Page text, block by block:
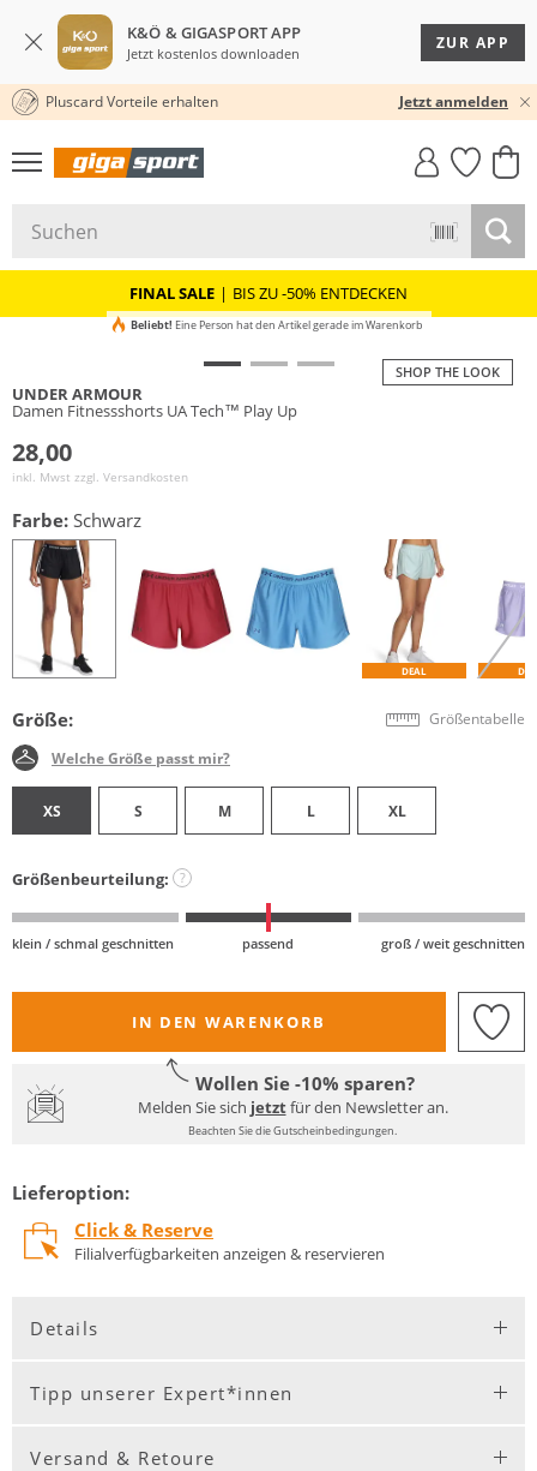
K&Ö & GIGASPORT APP
Jetzt kostenlos downloaden
ZUR APP
30 TAGE RÜCKGABERECHT
Pluscard Vorteile erhalten Jetzt anmelden
GIGASTYLE
FAHRRAD­
MUST-HAVE
FINAL SALE | BIS ZU -50% ENTDECKEN
SHOP THE LOOK
Beliebt! Eine Person hat den Artikel gerade im Warenkorb
UNDER ARMOUR
Damen Fitnessshorts UA Tech™ Play Up
28,00
inkl. Mwst zzgl. Versandkosten
Farbe: Schwarz
DEAL
Größe: Größentabelle
Welche Größe passt mir?
XS S M L XL
Größenbeurteilung: ?
klein / schmal geschnitten passend groß / weit geschnitten
IN DEN WARENKORB
Wollen Sie -10% sparen?
Melden Sie sich jetztfür den Newsletter an.
Beachten Sie die Gutscheinbedingungen.
Lieferoption:
Click & Reserve
Filialverfügbarkeiten anzeigen & reservieren
Details
Tipp unserer Expert*innen
Versand & Retoure